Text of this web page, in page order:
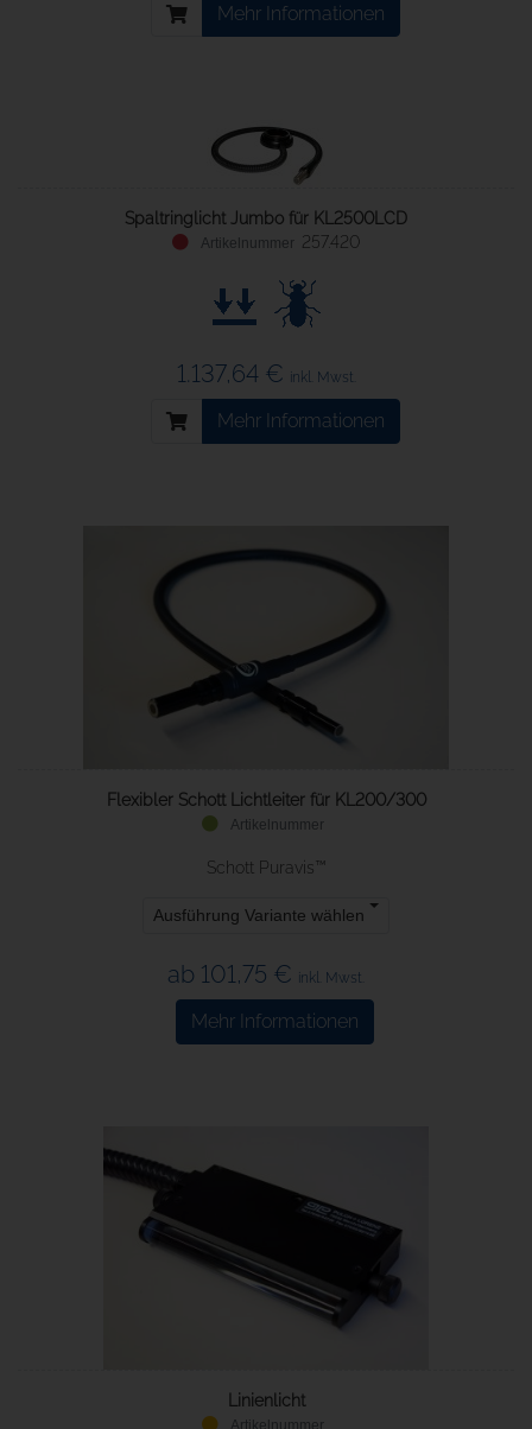
Mehr Informationen
Spaltringlicht Jumbo für KL2500LCD
257.420
1.137,64 € inkl. Mwst.
Mehr Informationen
Flexibler Schott Lichtleiter für KL200/300
Schott Puravis™
Ausführung Variante wählen
ab 101,75 € inkl. Mwst.
Mehr Informationen
Linienlicht